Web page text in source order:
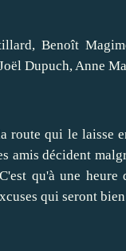
Benoît
Dupuch, Anne
route qui le laisse
amis décident
qu'à une
qui seront